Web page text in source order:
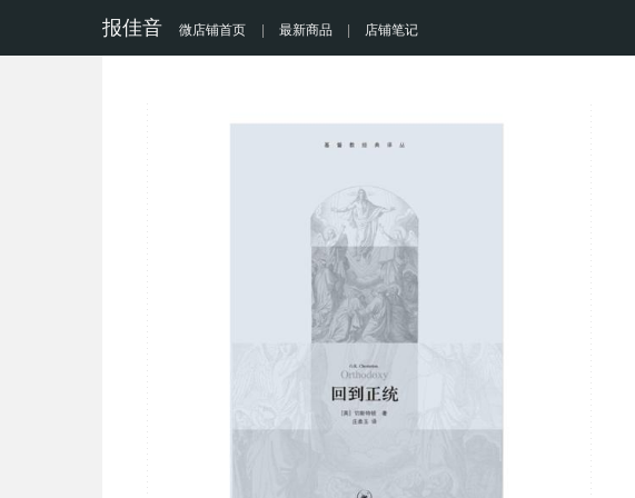
报佳音 微店铺首页 最新商品 店铺笔记